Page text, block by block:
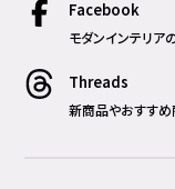
Facebook
モダンインテリア
Threads
新商品やおすすめ